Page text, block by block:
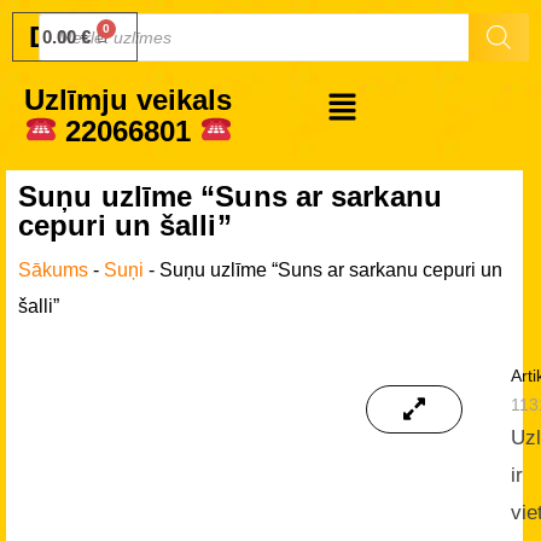
Druku.lv
0.00€
Uzlīmju veikals
22066801
Suņu uzlīme “Suns ar sarkanu
cepuri un šalli”
Sākums - Suņi - Suņu uzlīme “Suns ar sarkanu cepuri un
šalli”
ir